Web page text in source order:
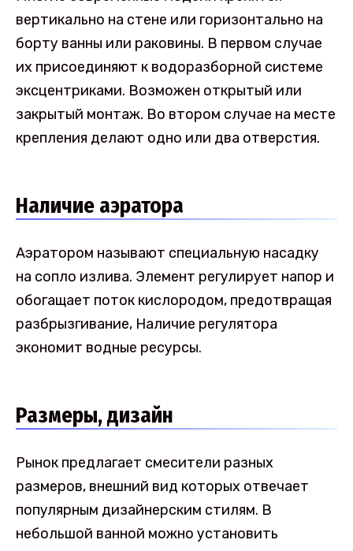
вертикально на стене или горизонтально на
борту ванны или раковины. В первом случае
их присоединяют к водоразборной системе
эксцентриками. Возможен открытый или
закрытый монтаж. Во втором случае на месте
крепления делают одно или два отверстия.
Наличие аэратора
Аэратором называют специальную насадку
на сопло излива. Элемент регулирует напор и
обогащает поток кислородом, предотвращая
разбрызгивание, Наличие регулятора
экономит водные ресурсы.
Размеры, дизайн
Рынок предлагает смесители разных
размеров, внешний вид которых отвечает
популярным дизайнерским стилям. В
небольшой ванной можно установить